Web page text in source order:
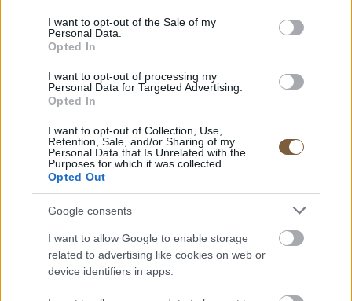
consent section.
I want to opt-out of the Sale of my
Personal Data.
Opted In
I want to opt-out of processing my
Personal Data for Targeted Advertising.
Opted In
I want to opt-out of Collection, Use,
Retention, Sale, and/or Sharing of my
Personal Data that Is Unrelated with the
Purposes for which it was collected.
Opted Out
Google consents
I want to allow Google to enable storage
related to advertising like cookies on web or
device identifiers in apps.
Zelenszkij még keményebb
mélységi támadásokat ígért
Ukrajna arra készül, hogy naponta 600 drónt és rakétát
vessen be Oroszország ellen – közölte Volodimir Zelenszkij
kedden Tallinnban, az észak-európai és balti országok
követő sajtóértekezleten. Az UNIAN ukrán hírügynökség
szerint Zelenszkij elmondta: az ukrán erők jelenleg napi
300-350 nagy hatótávolságú csapásmérő eszközt vetnek
be, és a cél ennek körülbelül 600-ra történő növelése, hogy